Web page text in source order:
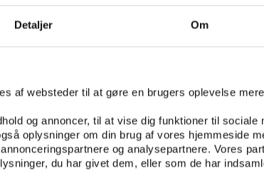
Detaljer Om
af websteder til at gøre en brugers oplevelse mere
og annoncer, til at vise dig funktioner til sociale
oplysninger om din brug af vores hjemmeside
og analysepartnere. Vores
du har givet dem, eller som de har
for den norske talentudvikling, da udlændinge
bænken og i udkanten af førsteholdstruppen.
landsholdenes styrke.
klubbernes brug af udlændinge, lokale og
af spilletiden i 2006 har været forbeholdt
norske talenter chancen.